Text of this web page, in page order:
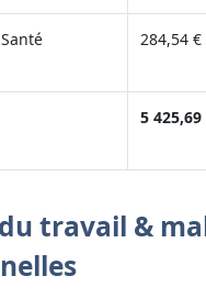
284,54 €
5 425,69
travail &